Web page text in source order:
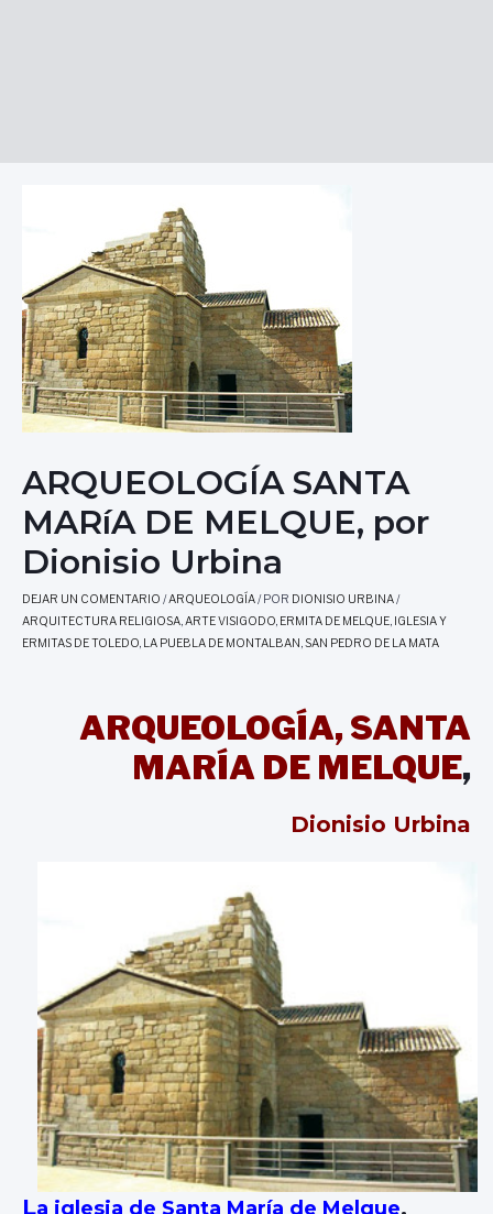
ARQUEOLOGÍA SANTA
MARíA DE MELQUE, por
Dionisio Urbina
DEJAR UN COMENTARIO /ARQUEOLOGÍA/ POR DIONISIO URBINA/
ARQUITECTURA RELIGIOSA ARTE VISIGODO ERMITA DE MELQUE IGLESIA Y
ERMITAS DE TOLEDO LA PUEBLA DE MONTALBAN SAN PEDRO DE LA MATA
ARQUEOLOGÍA, SANTA
MARÍA DE MELQUE,
Dionisio Urbina
La iglesia de Santa María de Melque.